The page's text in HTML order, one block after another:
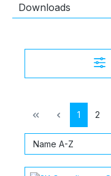
Downloads
Seite
1 Seite
2